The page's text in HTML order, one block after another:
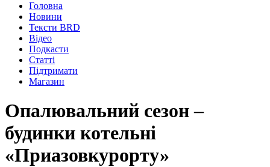
Головна
Новини
Тексти BRD
Відео
Подкасти
Статті
Підтримати
Магазин
Опалювальний сезон –
будинки котельні
«Приазовкурорту»